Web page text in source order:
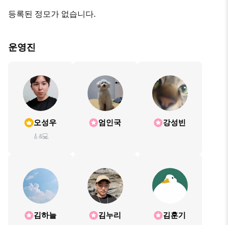
등록된 정모가 없습니다.
운영진
오성우
🎸&💻
엄인국 강성빈
김하늘 김누리 김훈기